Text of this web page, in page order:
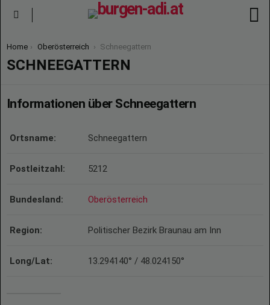
You are here:
Home Oberösterreich Schneegattern
SCHNEEGATTERN
Informationen über Schneegattern
Ortsname: Schneegattern
Postleitzahl: 5212
Bundesland: Oberösterreich
Region: Politischer Bezirk Braunau am Inn
Long/Lat: 13.294140° / 48.024150°